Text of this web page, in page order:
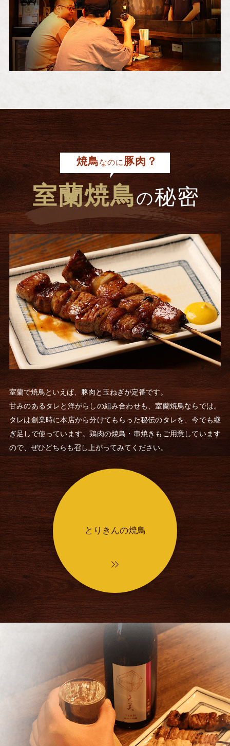
焼鳥なのに豚肉？
室蘭焼鳥の秘密
室蘭で焼鳥といえば、豚肉と玉ねぎが定番です。
甘みのあるタレと洋がらしの組み合わせも、室蘭焼鳥ならでは。
タレは創業時に本店から分けてもらった秘伝のタレを、今でも継
ぎ足しで使っています。鶏肉の焼鳥・串焼きもご用意しています
ので、ぜひどちらも召し上がってみてください。
とりきんの焼鳥